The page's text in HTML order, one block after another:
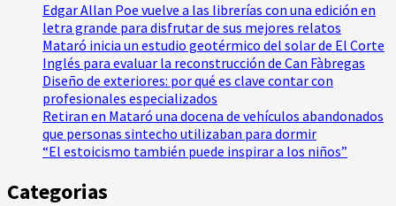
Edgar Allan Poe vuelve a las librerías con una edición en
letra grande para disfrutar de sus mejores relatos
Mataró inicia un estudio geotérmico del solar de El Corte
Inglés para evaluar la reconstrucción de Can Fàbregas
Diseño de exteriores: por qué es clave contar con
profesionales especializados
Retiran en Mataró una docena de vehículos abandonados
que personas sintecho utilizaban para dormir
“El estoicismo también puede inspirar a los niños”
Categorias